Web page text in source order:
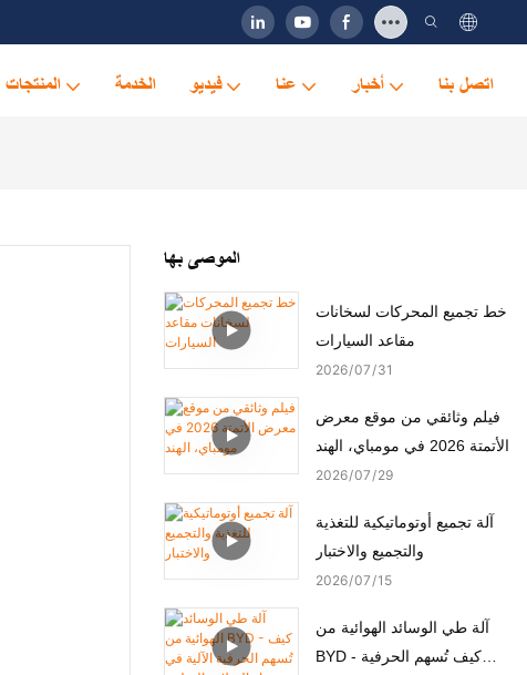
المنتجات الخدمة فيديو عنا أخبار اتصل بنا
الموصى بها
خط تجميع المحركات لسخانات
مقاعد السيارات
2026 07 31
فيلم وثائقي من موقع معرض
الأتمتة 2026 في مومباي، الهند
2026 07 29
آلة تجميع أوتوماتيكية للتغذية
والتجميع والاختبار
2026 07 15
آلة طي الوسائد الهوائية من
BYD - كيف تُسهم الحرفية